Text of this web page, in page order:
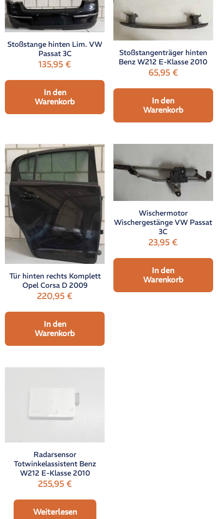
Stoßstange hinten Lim. VW
Passat 3C
135,95€
In den
Warenkorb
Stoßstangenträger hinten
Benz W212 E-Klasse 2010
65,95 €
In den
Warenkorb
Tür hinten rechts Komplett
Opel Corsa D 2009
220,95€
In den
Warenkorb
Wischermotor
Wischergestänge VW Passat
3C
23,95€
In den
Warenkorb
Radarsensor
Totwinkelassistent Benz
W212 E-Klasse 2010
255,95 €
Weiterlesen